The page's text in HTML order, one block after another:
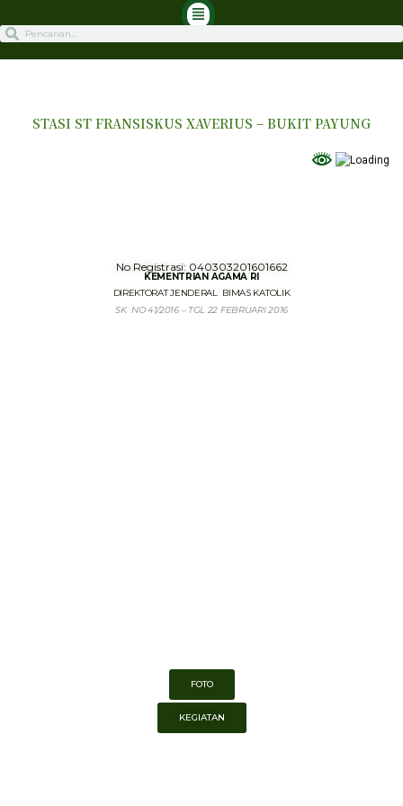
STASI ST FRANSISKUS XAVERIUS – BUKIT PAYUNG
No Registrasi: 040303201601662
KEMENTRIAN AGAMA RI
DIREKTORAT JENDERAL BIMAS KATOLIK
SK NO 41/2016 – TGL 22 FEBRUARI 2016
FOTO
KEGIATAN